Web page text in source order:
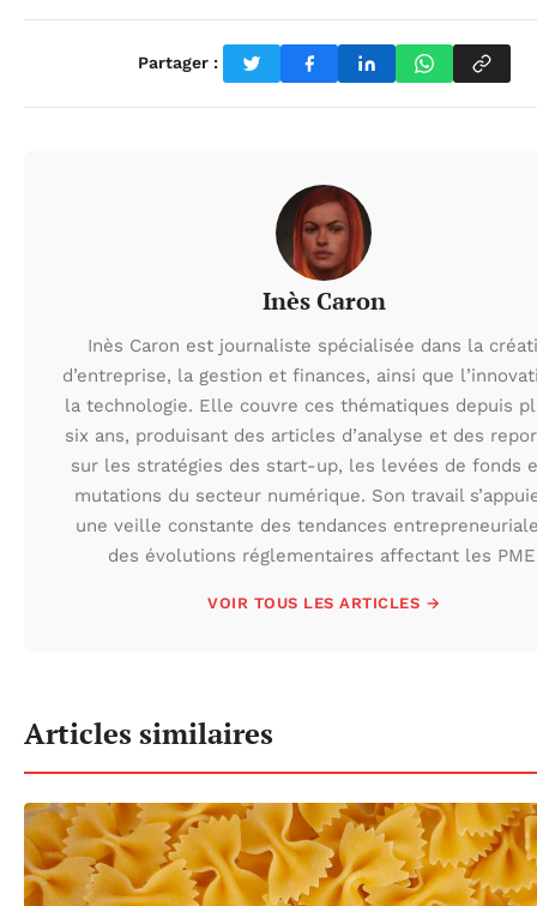
Partager :
Inès Caron
Inès Caron est journaliste spécialisée dans la
d’entreprise, la gestion et finances, ainsi que
la technologie. Elle couvre ces thématiques depuis
six ans, produisant des articles d’analyse et des
sur les stratégies des start-up, les levées de fonds
mutations du secteur numérique. Son travail
une veille constante des tendances
des évolutions réglementaires affectant les
VOIR TOUS LES ARTICLES →
Articles similaires